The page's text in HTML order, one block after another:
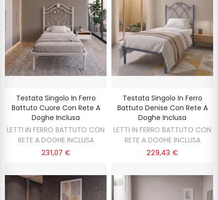
Testata Singolo In Ferro
Battuto Cuore Con Rete A
Doghe Inclusa
LETTI IN FERRO BATTUTO CON
RETE A DOGHE INCLUSA
231,07 €
Testata Singolo In Ferro
Battuto Denise Con Rete A
Doghe Inclusa
LETTI IN FERRO BATTUTO CON
RETE A DOGHE INCLUSA
229,43 €